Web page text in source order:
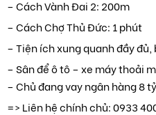
– Cách Vành Đai 2: 200m
– Cách Chợ Thủ Đức: 1 phút
– Tiện ích xung quanh đầy
– Sân để ô tô – xe máy thoải
– Chủ đang vay ngân hàng 8
=> Liên hệ chính chủ: 0933